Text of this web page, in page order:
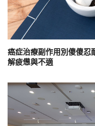
癌症治療副作用別傻傻
解疲憊與不適